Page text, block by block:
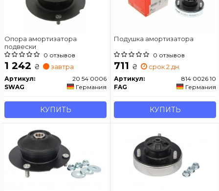
Опора амортизатора
подвески
0 отзывов
1 242 ₴ завтра
Артикул:
20 54 0006
SWAG
Германия
КУПИТЬ
Подушка амортизатора
0 отзывов
711 ₴ срок 2 дн.
Артикул:
814 0026 10
FAG
Германия
КУПИТЬ